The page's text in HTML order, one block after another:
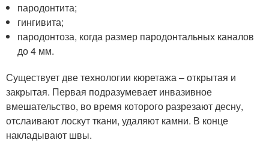
пародонтита;
гингивита;
пародонтоза, когда размер пародонтальных каналов
до 4 мм.
Существует две технологии кюретажа – открытая и
закрытая. Первая подразумевает инвазивное
вмешательство, во время которого разрезают десну,
отслаивают лоскут ткани, удаляют камни. В конце
накладывают швы.